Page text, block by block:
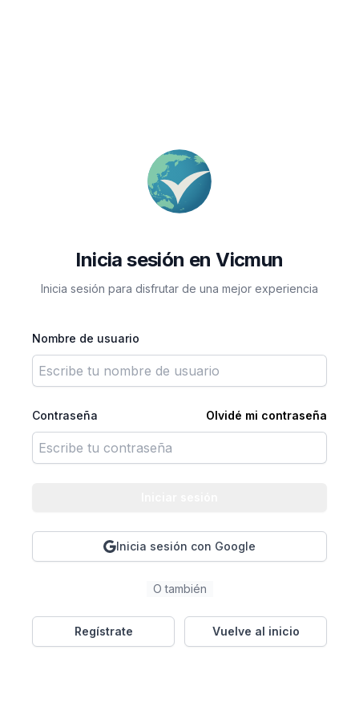
Inicia sesión en Vicmun
Inicia sesión para disfrutar de una mejor experiencia
Nombre de usuario
Contraseña Olvidé mi contraseña
Inicia sesión con Google
O también
Regístrate Vuelve al inicio